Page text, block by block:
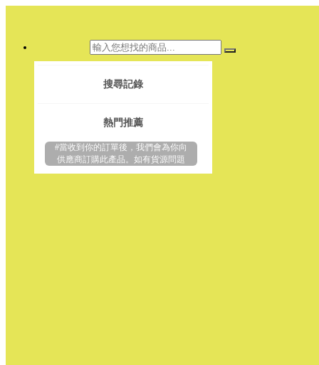
搜尋記錄
熱門推薦
#當收到你的訂單後，我們會為你向
供應商訂購此產品。如有貨源問題